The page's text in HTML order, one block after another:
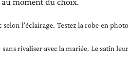
l’éclairage. Testez la robe en photo
rivaliser avec la mariée. Le satin leur